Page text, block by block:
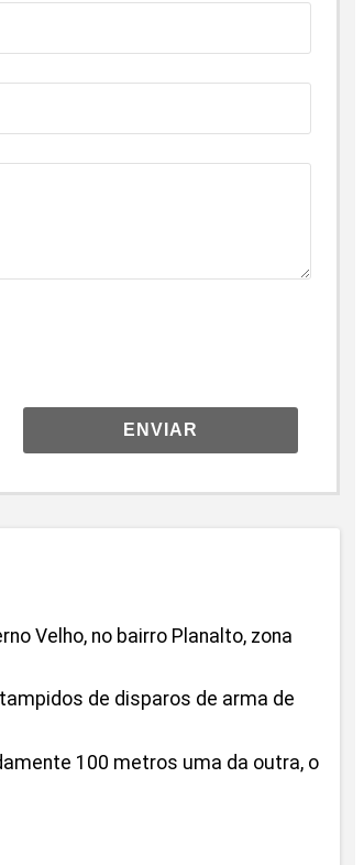
ENVIAR
Velho, no bairro Planalto, zona
de disparos de arma de
100 metros uma da outra, o